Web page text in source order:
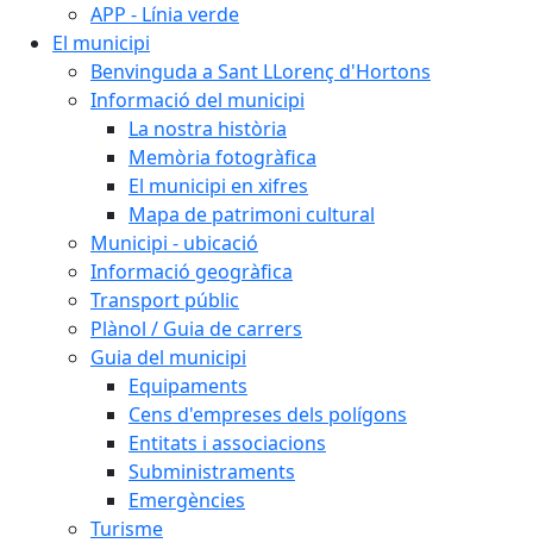
APP - Línia verde
El municipi
Benvinguda a Sant LLorenç d'Hortons
Informació del municipi
La nostra història
Memòria fotogràfica
El municipi en xifres
Mapa de patrimoni cultural
Municipi - ubicació
Informació geogràfica
Transport públic
Plànol / Guia de carrers
Guia del municipi
Equipaments
Cens d'empreses dels polígons
Entitats i associacions
Subministraments
Emergències
Turisme